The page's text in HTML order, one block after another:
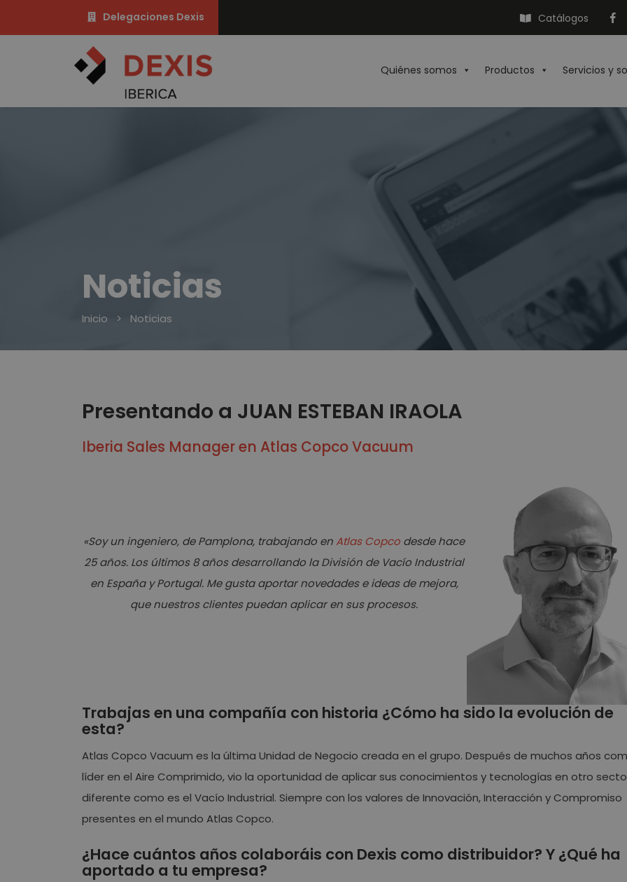
Delegaciones Dexis Catálogos
Quiénes somos Productos Servicios y
Noticias
Inicio > Noticias
Presentando a JUAN ESTEBAN IRAOLA
Iberia Sales Manager en Atlas Copco Vacuum
«Soy un ingeniero, de Pamplona, trabajando en Atlas Copco desde hace
25 años. Los últimos 8 años desarrollando la División de Vacío Industrial
en España y Portugal. Me gusta aportar novedades e ideas de mejora,
que nuestros clientes puedan aplicar en sus procesos.
Trabajas en una compañía con historia ¿Cómo ha sido la evolución de
esta?
Atlas Copco Vacuum es la última Unidad de Negocio creada en el grupo. Después de muchos años
líder en el Aire Comprimido, vio la oportunidad de aplicar sus conocimientos y tecnologías en otro
diferente como es el Vacío Industrial. Siempre con los valores de Innovación, Interacción y Compromiso
presentes en el mundo Atlas Copco.
¿Hace cuántos años colaboráis con Dexis como distribuidor? Y ¿Qué ha
aportado a tu empresa?